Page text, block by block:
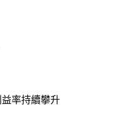
率持續攀升